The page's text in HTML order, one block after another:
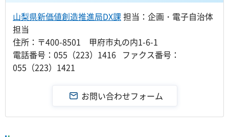
山梨県新価値創造推進局DX課担当：企画・電子自治体
担当
住所：〒400-8501 甲府市丸の内1-6-1
電話番号：055（223）1416 ファクス番号：
055（223）1421